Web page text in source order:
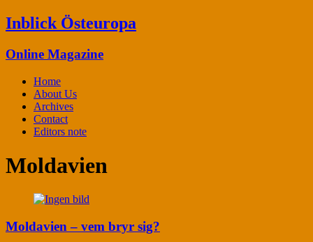
Inblick Östeuropa
Online Magazine
Home
About Us
Archives
Contact
Editors note
Moldavien
Moldavien – vem bryr sig?